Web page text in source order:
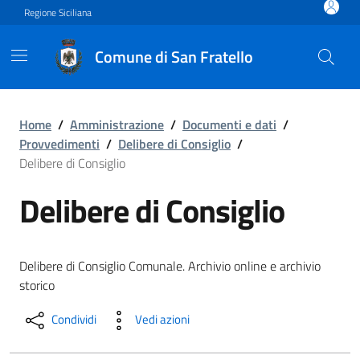
Vai ai contenuti
Vai al footer
Regione Siciliana
Comune di San Fratello
Delibere di Consiglio
Home / Amministrazione / Documenti e dati /
Provvedimenti / Delibere di Consiglio /
Delibere di Consiglio
Delibere di Consiglio
Delibere di Consiglio Comunale. Archivio online e archivio
storico
Condividi Vedi azioni